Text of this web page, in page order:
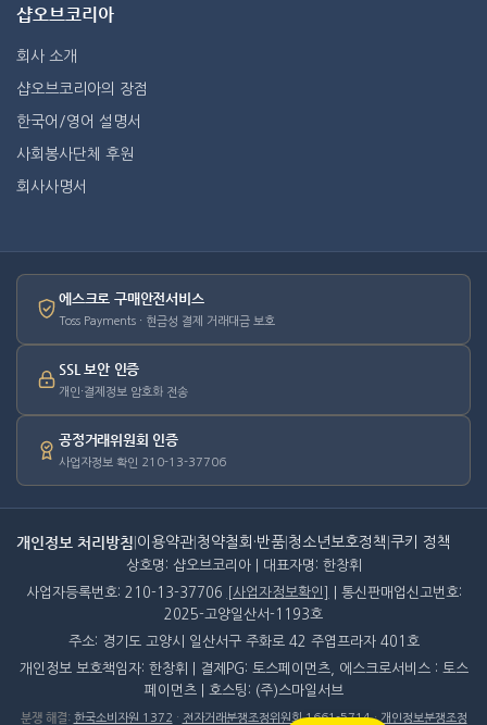
샵오브코리아
회사 소개
샵오브코리아의 장점
한국어/영어 설명서
사회봉사단체 후원
회사사명서
에스크로 구매안전서비스
Toss Payments · 현금성 결제 거래대금 보호
SSL 보안 인증
개인·결제정보 암호화 전송
공정거래위원회 인증
사업자정보 확인 210-13-37706
개인정보 처리방침 이용약관 청약철회·반품 청소년보호정책 쿠키 정책
상호명: 샵오브코리아 | 대표자명: 한창휘
사업자등록번호: 210-13-37706
[사업자정보확인]
| 통신판매업신고번호:
2025-고양일산서-1193호
주소: 경기도 고양시 일산서구 주화로 42 주엽프라자 401호
개인정보 보호책임자: 한창휘 | 결제PG: 토스페이먼츠, 에스크로서비스 : 토스
페이먼츠 | 호스팅: (주)스마일서브
분쟁 해결: 한국소비자원 1372 · 전자거래분쟁조정위원회 1661-5714·개인정보분쟁조정